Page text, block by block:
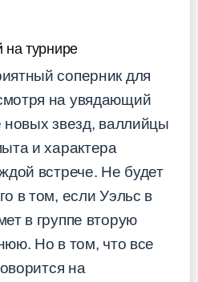
турнире
соперник для
на увядающий
новых звезд, валлийцы
и характера
встрече. Не будет
в том, если Уэльс в
в группе вторую
Но в том, что все
на